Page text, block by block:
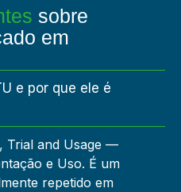
sobre
em
e por que ele é
Trial and Usage —
e Uso. É um
repetido em